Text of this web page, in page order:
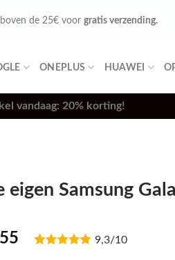
boven de 25€ voor gratis verzending.
ONEPLUS HUAWEI
vandaag: 20% korting!
eigen Samsung
Huidige
9,3/10